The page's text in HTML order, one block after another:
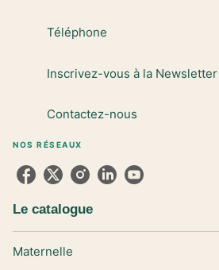
Téléphone
Inscrivez-vous à la Newsletter
Contactez-nous
NOS RÉSEAUX
Le catalogue
Maternelle